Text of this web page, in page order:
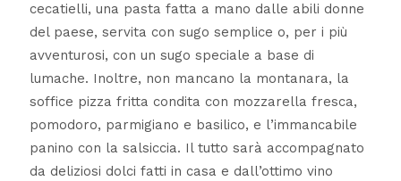
cecatielli, una pasta fatta a mano dalle abili donne
del paese, servita con sugo semplice o, per i più
avventurosi, con un sugo speciale a base di
lumache. Inoltre, non mancano la montanara, la
soffice pizza fritta condita con mozzarella fresca,
pomodoro, parmigiano e basilico, e l’immancabile
panino con la salsiccia. Il tutto sarà accompagnato
da deliziosi dolci fatti in casa e dall’ottimo vino